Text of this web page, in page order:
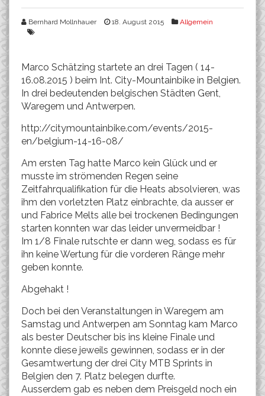
Bernhard Mollnhauer 18. August 2015 Allgemein
Marco Schätzing startete an drei Tagen ( 14-
16.08.2015 ) beim Int. City-Mountainbike in Belgien.
In drei bedeutenden belgischen Städten Gent,
Waregem und Antwerpen.
http://citymountainbike.com/events/2015-
en/belgium-14-16-08/
Am ersten Tag hatte Marco kein Glück und er
musste im strömenden Regen seine
Zeitfahrqualifikation für die Heats absolvieren, was
ihm den vorletzten Platz einbrachte, da ausser er
und Fabrice Melts alle bei trockenen Bedingungen
starten konnten war das leider unvermeidbar !
Im 1/8 Finale rutschte er dann weg, sodass es für
ihn keine Wertung für die vorderen Ränge mehr
geben konnte.
Abgehakt !
Doch bei den Veranstaltungen in Waregem am
Samstag und Antwerpen am Sonntag kam Marco
als bester Deutscher bis ins kleine Finale und
konnte diese jeweils gewinnen, sodass er in der
Gesamtwertung der drei City MTB Sprints in
Belgien den 7. Platz belegen durfte.
Ausserdem gab es neben dem Preisgeld noch ein